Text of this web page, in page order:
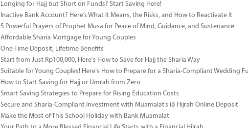
Longing for Hajj but Short on Funds? Start Saving Here!
Inactive Bank Account? Here’s What It Means, the Risks, and How to Reactivate It
5 Powerful Prayers of Prophet Musa for Peace of Mind, Guidance, and Sustenance
Affordable Sharia Mortgage for Young Couples
One-Time Deposit, Lifetime Benefits
Start from Just Rp100,000, Here's How to Save for Hajj the Sharia Way
Suitable for Young Couples! Here's How to Prepare for a Sharia-Compliant Wedding
How to Start Saving for Hajj or Umrah from Zero
Smart Saving Strategies to Prepare for Rising Education Costs
Secure and Sharia-Compliant Investment with Muamalat’s iB Hijrah Online Deposit
Make the Most of This School Holiday with Bank Muamalat